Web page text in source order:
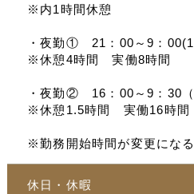
※内1時間休憩
・夜勤① 21：00～9：
※休憩4時間 実働8時間
・夜勤② 16：00～9：30（
※休憩1.5時間 実働16時間
※勤務開始時間が変更にな
休日・休暇